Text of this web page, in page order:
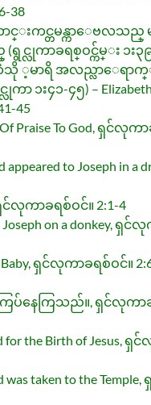
38
င္းကင္တမန္ကာေဗလသ
င္လုကာခရစ္ဝင္က်မ္း ၁း၃
မာရိ အလည္လာေရာက္
၁း၄၁-၄၅) – Elizabeth
45
Of Praise To God, ရှင်လုက
appeared to Joseph in
ရှင်လုကာခရစ်ဝင်။ 2:1-4
Joseph on a donkey, ရှ
Baby, ရှင်လုကာခရစ်ဝင်။
ကြပ်နေကြသည်။, ရှင်လုကာ
for the Birth of Jesus,
was taken to the